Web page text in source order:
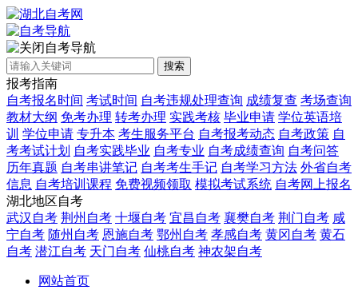
自考导航
搜索
报考指南
自考报名时间 考试时间 自考违规处理查询 成绩复查 考场查询
教材大纲 免考办理 转考办理 实践考核 毕业申请 学位英语培
训 学位申请 专升本 考生服务平台 自考报考动态 自考政策 自
考考试计划 自考实践毕业 自考专业 自考成绩查询 自考问答
历年真题 自考串讲笔记 自考考生手记 自考学习方法 外省自考
信息 自考培训课程 免费视频领取 模拟考试系统 自考网上报名
湖北地区自考
武汉自考 荆州自考 十堰自考 宜昌自考 襄樊自考 荆门自考 咸
宁自考 随州自考 恩施自考 鄂州自考 孝感自考 黄冈自考 黄石
自考 潜江自考 天门自考 仙桃自考 神农架自考
网站首页